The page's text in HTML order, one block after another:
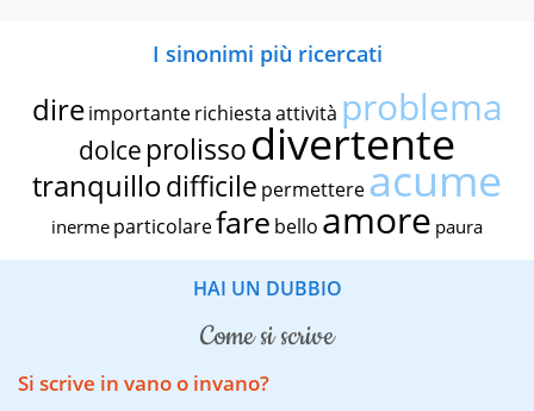
I sinonimi più ricercati
dire importante richiestaattività problema
dolce prolissodivertente
tranquillodifficile permettereacume
inerme particolarefare bello amore paura
HAI UN DUBBIO
come si scrive
Si scrive in vano o invano?